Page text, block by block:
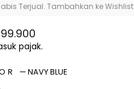
Terjual. Tambahkan ke Wishlist
pajak.
—NAVY BLUE